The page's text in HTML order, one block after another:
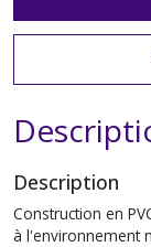
Description
Construction en
à l'environnement